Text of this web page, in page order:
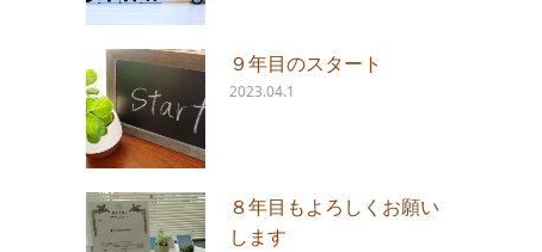
９年目のスタート
2023.04.1
８年目もよろしくお願い
します